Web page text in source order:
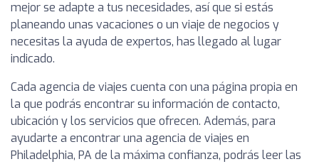
mejor se adapte a tus necesidades, así que si estás
planeando unas vacaciones o un viaje de negocios y
necesitas la ayuda de expertos, has llegado al lugar
indicado.
Cada agencia de viajes cuenta con una página propia en
la que podrás encontrar su información de contacto,
ubicación y los servicios que ofrecen. Además, para
ayudarte a encontrar una agencia de viajes en
Philadelphia, PA de la máxima confianza, podrás leer las